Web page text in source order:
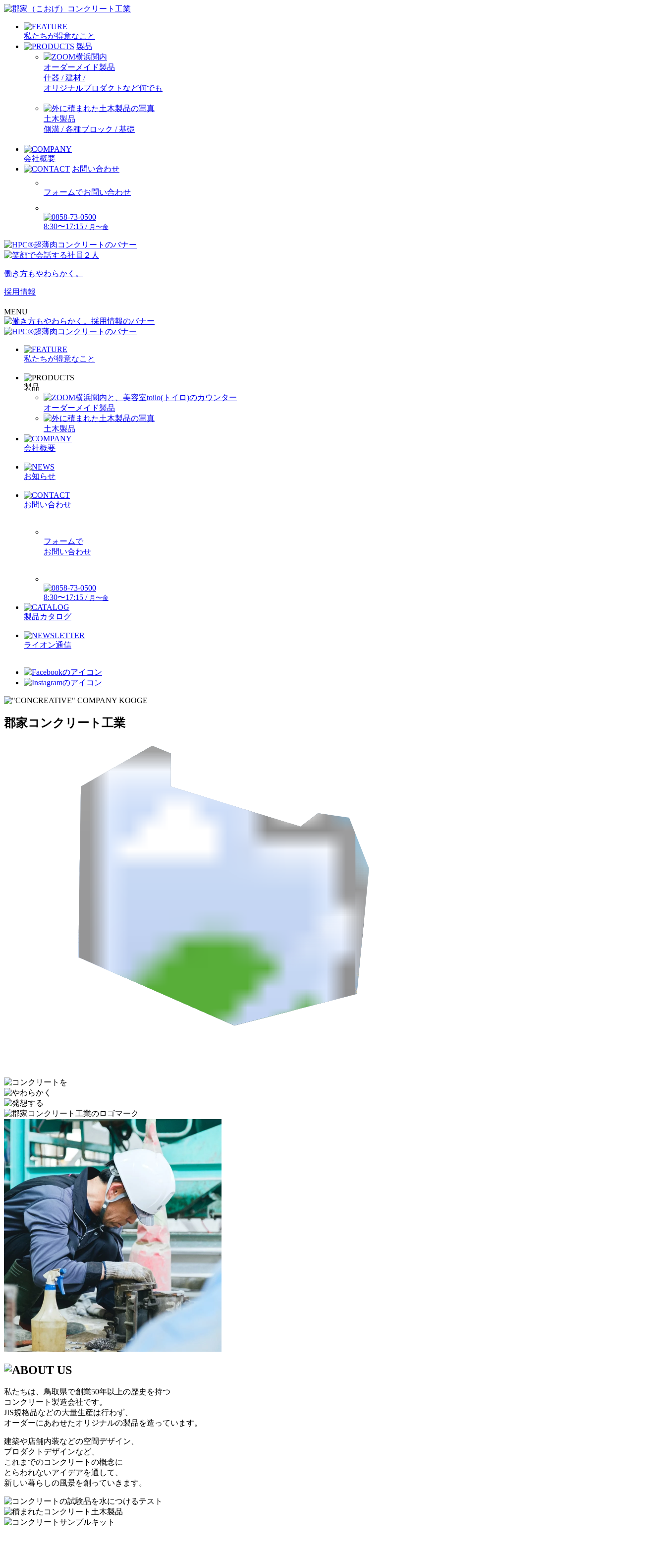
私たちが得意なこと
製品
オーダーメイド製品
什器 / 建材 /
オリジナルプロダクトなど何でも
土木製品
側溝 / 各種ブロック / 基礎
会社概要
お問い合わせ
フォームでお問い合わせ
8:30〜17:15 / 月〜金
働き方もやわらかく。
採用情報
MENU
私たちが得意なこと
製品
オーダーメイド製品
土木製品
会社概要
お知らせ
お問い合わせ
フォームで
お問い合わせ
8:30〜17:15 / 月〜金
製品カタログ
ライオン通信
郡家コンクリート工業
私たちは、鳥取県で創業50年以上の歴史を持つ
コンクリート製造会社です。
JIS規格品などの大量生産は行わず、
オーダーにあわせたオリジナルの製品を造っています。
建築や店舗内装などの空間デザイン、
プロダクトデザインなど、
これまでのコンクリートの概念に
とらわれないアイデアを通して、
新しい暮らしの風景を創っていきます。